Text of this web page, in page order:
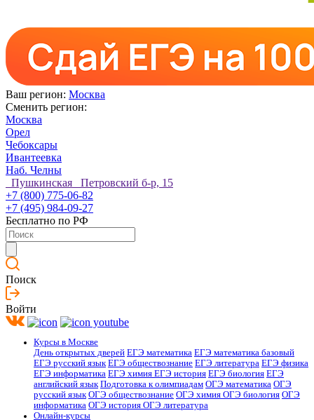
Ваш регион: Москва
Сменить регион:
Москва
Орел
Чебоксары
Ивантеевка
Наб. Челны
Пушкинская Петровский б-р, 15
+7 (800) 775-06-82
+7 (495) 984-09-27
Бесплатно по РФ
Поиск
Войти
Курсы в Москве
День открытых дверей ЕГЭ математика ЕГЭ математика базовый
ЕГЭ русский язык ЕГЭ обществознание ЕГЭ литература ЕГЭ физика
ЕГЭ информатика ЕГЭ химия ЕГЭ история ЕГЭ биология ЕГЭ
английский язык Подготовка к олимпиадам ОГЭ математика ОГЭ
русский язык ОГЭ обществознание ОГЭ химия ОГЭ биология ОГЭ
информатика ОГЭ история ОГЭ литература
Онлайн-курсы